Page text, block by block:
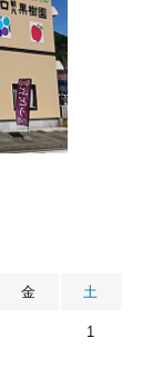
金 土
1